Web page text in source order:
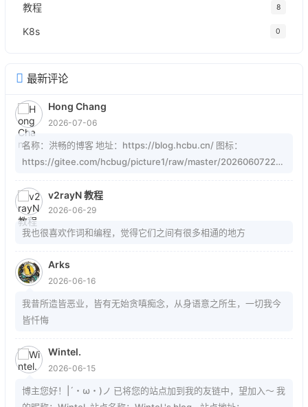
教程 8
K8s 0
最新评论
Hong Chang
2026-07-06
名称：洪畅的博客 地址：https://blog.hcbu.cn/ 图标：
https://gitee.com/hcbug/picture1/raw/master/20260607223
https://blog.hcbu.cn/atom.xml
v2rayN 教程
2026-06-29
我也很喜欢作词和编程，觉得它们之间有很多相通的地方
Arks
2026-06-16
我昔所造皆恶业，皆有无始贪嗔痴念，从身语意之所生，一切我今
皆忏悔
Wintel.
2026-06-15
博主您好！|´・ω・)ノ 已将您的站点加到我的友链中，望加入～ 我